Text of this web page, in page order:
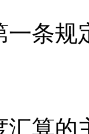
规
的